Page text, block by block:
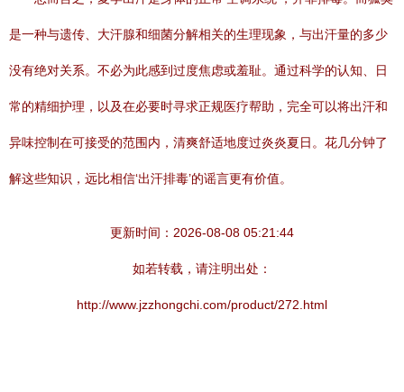
是一种与遗传、大汗腺和细菌分解相关的生理现象，与出汗量的多少
没有绝对关系。不必为此感到过度焦虑或羞耻。通过科学的认知、日
常的精细护理，以及在必要时寻求正规医疗帮助，完全可以将出汗和
异味控制在可接受的范围内，清爽舒适地度过炎炎夏日。花几分钟了
解这些知识，远比相信‘出汗排毒’的谣言更有价值。
更新时间：2026-08-08 05:21:44
如若转载，请注明出处：
http://www.jzzhongchi.com/product/272.html